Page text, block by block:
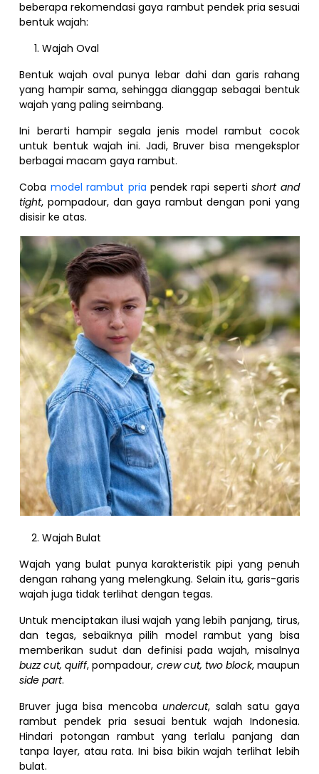
beberapa rekomendasi gaya rambut pendek pria sesuai
bentuk wajah:
Wajah Oval
Bentuk wajah oval punya lebar dahi dan garis rahang
yang hampir sama, sehingga dianggap sebagai bentuk
wajah yang paling seimbang.
Ini berarti hampir segala jenis model rambut cocok
untuk bentuk wajah ini. Jadi, Bruver bisa mengeksplor
berbagai macam gaya rambut.
Coba model rambut pria pendek rapi sepertishort and
tight, pompadour, dan gaya rambut dengan poni yang
disisir ke atas.
Wajah Bulat
Wajah yang bulat punya karakteristik pipi yang penuh
dengan rahang yang melengkung. Selain itu, garis-garis
wajah juga tidak terlihat dengan tegas.
Untuk menciptakan ilusi wajah yang lebih panjang, tirus,
dan tegas, sebaiknya pilih model rambut yang bisa
memberikan sudut dan definisi pada wajah, misalnya
buzz cut, quiff, pompadour, crew cut, two block, maupun
side part.
Bruver juga bisa mencobaundercut, salah satu gaya
rambut pendek pria sesuai bentuk wajah Indonesia.
Hindari potongan rambut yang terlalu panjang dan
tanpa layer, atau rata. Ini bisa bikin wajah terlihat lebih
bulat.